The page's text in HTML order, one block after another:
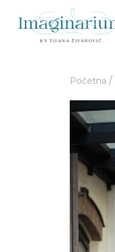
Početna /